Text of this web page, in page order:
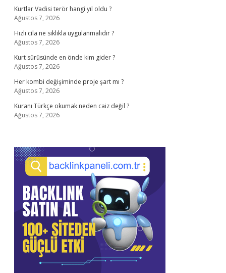
Kurtlar Vadisi terör hangi yıl oldu ?
Ağustos 7, 2026
Hızlı cila ne sıklıkla uygulanmalıdır ?
Ağustos 7, 2026
Kurt sürüsünde en önde kim gider ?
Ağustos 7, 2026
Her kombi değişiminde proje şart mı ?
Ağustos 7, 2026
Kuranı Türkçe okumak neden caiz değil ?
Ağustos 7, 2026